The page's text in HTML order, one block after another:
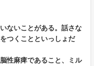
ないことがある。話さな
つくことといっしょだ
性麻痺であること、ミル